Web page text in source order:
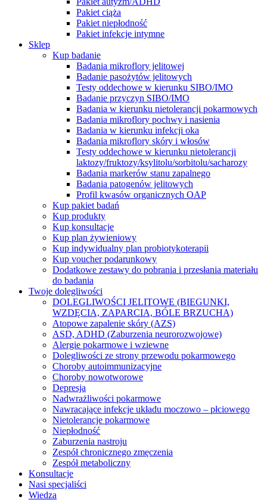
Pakiet ciąża
Pakiet niepłodność
Pakiet infekcje intymne
Sklep
Kup badanie
Badania mikroflory jelitowej
Badanie pasożytów jelitowych
Testy oddechowe w kierunku SIBO/IMO
Badanie przyczyn SIBO/IMO
Badania w kierunku nietolerancji pokarmowych
Badania mikroflory pochwy i nasienia
Badania w kierunku infekcji oka
Badania mikroflory skóry i włosów
Testy oddechowe w kierunku nietolerancji
laktozy/fruktozy/ksylitolu/sorbitolu/sacharozy
Badania markerów stanu zapalnego
Badania patogenów jelitowych
Profil kwasów organicznych OAP
Kup pakiet badań
Kup produkty
Kup konsultacje
Kup plan żywieniowy
Kup indywidualny plan probiotykoterapii
Kup voucher podarunkowy
Dodatkowe zestawy do pobrania i przesłania materiału
do badania
Twoje dolegliwości
DOLEGLIWOŚCI JELITOWE (BIEGUNKI,
WZDĘCIA, ZAPARCIA, BÓLE BRZUCHA)
Atopowe zapalenie skóry (AZS)
ASD, ADHD (Zaburzenia neurorozwojowe)
Alergie pokarmowe i wziewne
Dolegliwości ze strony przewodu pokarmowego
Choroby autoimmunizacyjne
Choroby nowotworowe
Depresja
Nadwrażliwości pokarmowe
Nawracające infekcje układu moczowo – płciowego
Nietolerancje pokarmowe
Niepłodność
Zaburzenia nastroju
Zespół chronicznego zmęczenia
Zespół metaboliczny
Konsultacje
Nasi specjaliści
Wiedza